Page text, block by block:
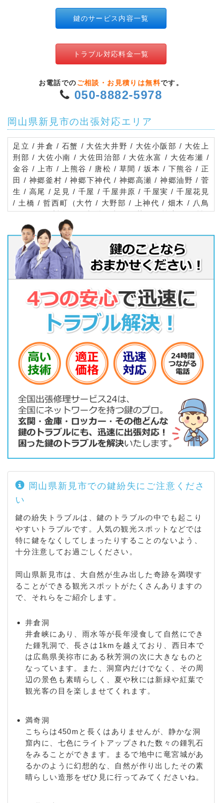
鍵のサービス内容一覧
トラブル対応料金一覧
お電話での ご相談・お見積りは無料です。
050-8882-5978
岡山県新見市の出張対応エリア
足立 / 井倉 / 石蟹 / 大佐大井野 / 大佐小阪部 / 大佐上
刑部 / 大佐小南 / 大佐田治部 / 大佐永富 / 大佐布瀬 /
金谷 / 上市 / 上熊谷 / 唐松 / 草間 / 坂本 / 下熊谷 / 正
田 / 神郷釜村 / 神郷下神代 / 神郷高瀬 / 神郷油野 / 菅
生 / 高尾 / 足見 / 千屋 / 千屋井原 / 千屋実 / 千屋花見
/ 土橋 / 哲西町（大竹 / 大野部 / 上神代 / 畑木 / 八鳥
/ 矢田） / 哲多町（老栄 / 大野 / 荻尾 / 蚊家 / 田淵 /
成松 / 花木 / 本郷 / 宮河内 / 矢戸） / 豊永赤馬 / 豊永
宇山 / 豊永佐伏 / 長屋 / 新見 / 西方 / 法曽 / 馬塚
岡山県新見市での鍵紛失にご注意くださ
い
鍵の紛失トラブルは、鍵のトラブルの中でも起こり
やすいトラブルです。人気の観光スポットなどでは
特に鍵をなくしてしまったりすることのないよう、
十分注意してお過ごしください。
岡山県新見市は、大自然が生み出した奇跡を満喫す
ることができる観光スポットがたくさんありますの
で、それらをご紹介します。
井倉洞
井倉峡にあり、雨水等が長年浸食して自然にでき
た鍾乳洞で、長さは1kmを越えており、西日本で
は広島県美祢市にある秋芳洞の次に大きなものと
なっています。また、洞窟内だけでなく、その周
辺の景色も素晴らしく、夏や秋には新緑や紅葉で
観光客の目を楽しませてくれます。
満奇洞
こちらは450mと長くはありませんが、静かな洞
窟内に、七色にライトアップされた数々の鍾乳石
をみることができます。まるで地中に竜宮城があ
るかのように幻想的な、自然が作り出したその素
晴らしい造形をぜひ見に行ってみてくださいね。